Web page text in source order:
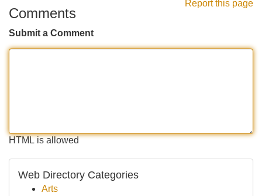
Report this page
Comments
Submit a Comment
HTML is allowed
Web Directory Categories
Arts